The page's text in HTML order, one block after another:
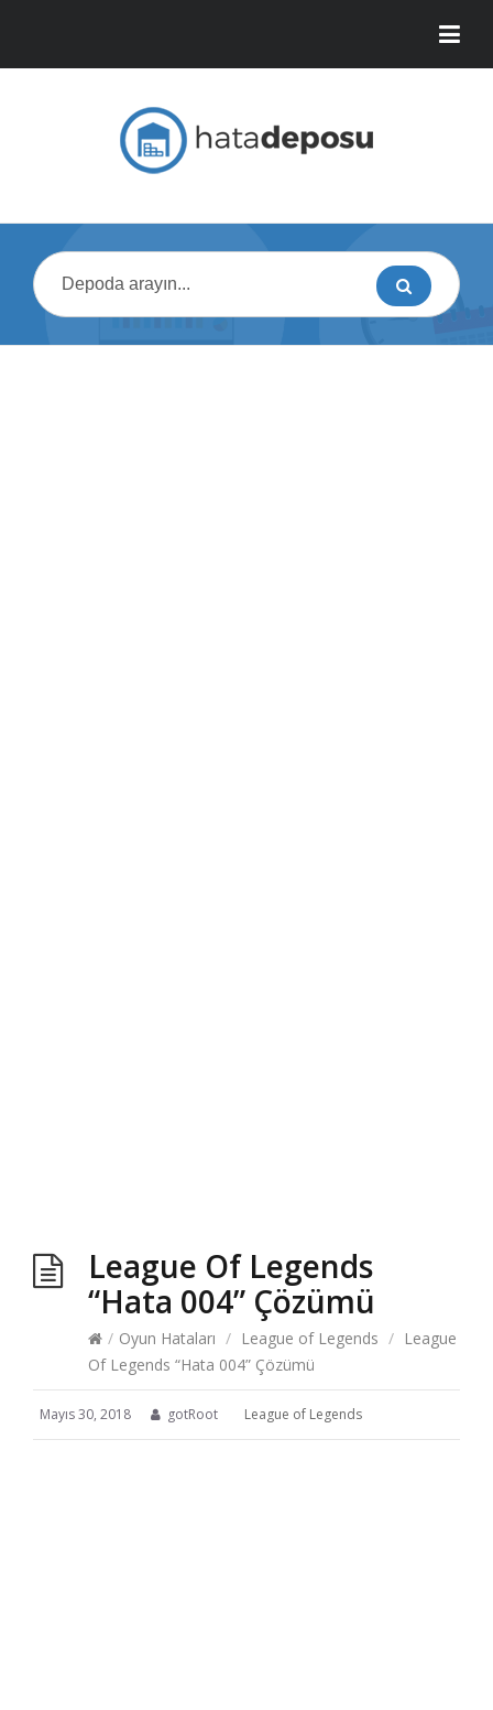
League Of Legends
“Hata 004” Çözümü
/ Oyun Hataları / League of Legends / League
Of Legends “Hata 004” Çözümü
Mayıs 30, 2018 gotRoot League of Legends